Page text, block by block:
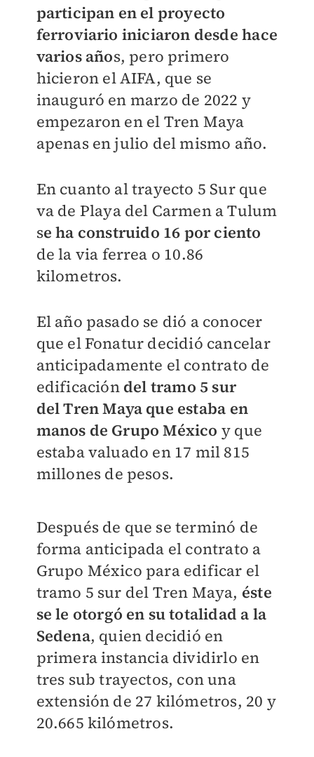
participan en el proyecto
ferroviario iniciaron desde hace
varios años, pero primero
hicieron el AIFA, que se
inauguró en marzo de 2022 y
empezaron en el Tren Maya
apenas en julio del mismo año.
En cuanto al trayecto 5 Sur que
va de Playa del Carmen a Tulum
se ha construido 16 por ciento
de la via ferrea o 10.86
kilometros.
El año pasado se dió a conocer
que el Fonatur decidió cancelar
anticipadamente el contrato de
edificacióndel tramo 5 sur
del Tren Maya que estaba en
manos de Grupo México y que
estaba valuado en 17 mil 815
millones de pesos.
Después de que se terminó de
forma anticipada el contrato a
Grupo México para edificar el
tramo 5 sur del Tren Maya, éste
se le otorgó en su totalidad a la
Sedena, quien decidió en
primera instancia dividirlo en
tres sub trayectos, con una
extensión de 27 kilómetros, 20 y
20.665 kilómetros.